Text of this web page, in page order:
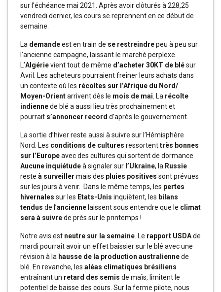
sur l’échéance mai 2021. Après avoir clôturés à 228,25
vendredi dernier, les cours se reprennent en ce début de
semaine.
La demandeest en train de se restreindrepeu à peu sur
l’ancienne campagne, laissant le marché perplexe.
L’Algérievient tout de même d’acheter 30KT de blésur
Avril. Les acheteurs pourraient freiner leurs achats dans
un contexte où les récoltes sur l’Afrique du Nord/
Moyen-Orientarrivent dès le mois de mai . La récolte
indiennede blé a aussi lieu très prochainement et
pourrait s’annoncer record d’après le gouvernement.
La sortie d’hiver reste aussi à suivre sur l’Hémisphère
Nord. Les conditions de cultures ressortenttrès bonnes
sur l’Europeavec des cultures qui sortent de dormance.
Aucune inquiétudeà signaler sur l’Ukraine, la Russie
reste à surveiller mais des pluies positives sont prévues
sur les jours à venir. Dans le même temps, les pertes
hivernales sur les Etats-Unis inquiètent, les bilans
tendus de l’ancienne laissent sous entendre que le climat
sera à suivrede près sur le printemps !
Notre avis est neutre sur la semaine . Le rapport USDAde
mardi pourrait avoir un effet baissier sur le blé avec une
révision à la hausse de la production australiennede
blé. En revanche, les aléas climatiques brésiliens
entraînant un retard des semis de maïs, limitent le
potentiel de baisse des cours. Sur la ferme pilote, nous